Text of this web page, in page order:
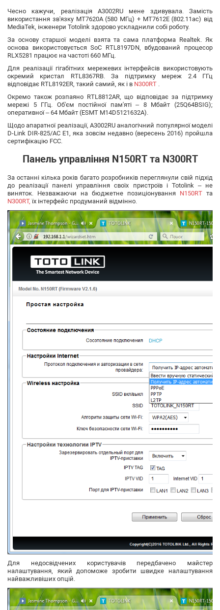
Чесно кажучи, реалізація A3002RU мене здивувала. Замість
використання зв'язку MT7620A (580 МГц) + MT7612E (802.11ac) від
MediaTek, інженери Totolink здорово ускладнили собі роботу.
За основу старшої моделі взята та сама платформа Realtek. Як
основа використовується SoC RTL8197DN, вбудований процесор
RLX5281 працює на частоті 660 МГц.
Для реалізації гігабітних мережевих інтерфейсів використовують
окремий кристал RTL8367RB. За підтримку мереж 2.4 ГГц
відповідає RTL8192ER, такий самий, як і в N300RT .
Окремо також розпаяно RTL8812AR, що відповідає за підтримку
мережі 5 ГГц. Об'єм постійної пам'яті – 8 Мбайт (25Q64BSIG);
оперативної – 64 Мбайт (ESMT M14D5121632A).
Щодо апаратної реалізації, A3002RU аналогічний популярної моделі
D-Link DIR-825/AC E1, яка зовсім недавно (вересень 2016) пройшла
сертифікацію FCC.
Панель управління N150RT та N300RT
За останні кілька років багато розробників переглянули свій підхід
до реалізації панелі управління своїх пристроїв і Totolink – не
виняток. Незважаючи на бюджетне позиціонування N150RT та
N300RT, їх інтерфейс продуманий відмінно.
Для недосвідчених користувачів передбачено майстер
налаштування, який допоможе зробити швидке налаштування
найважливіших опцій.